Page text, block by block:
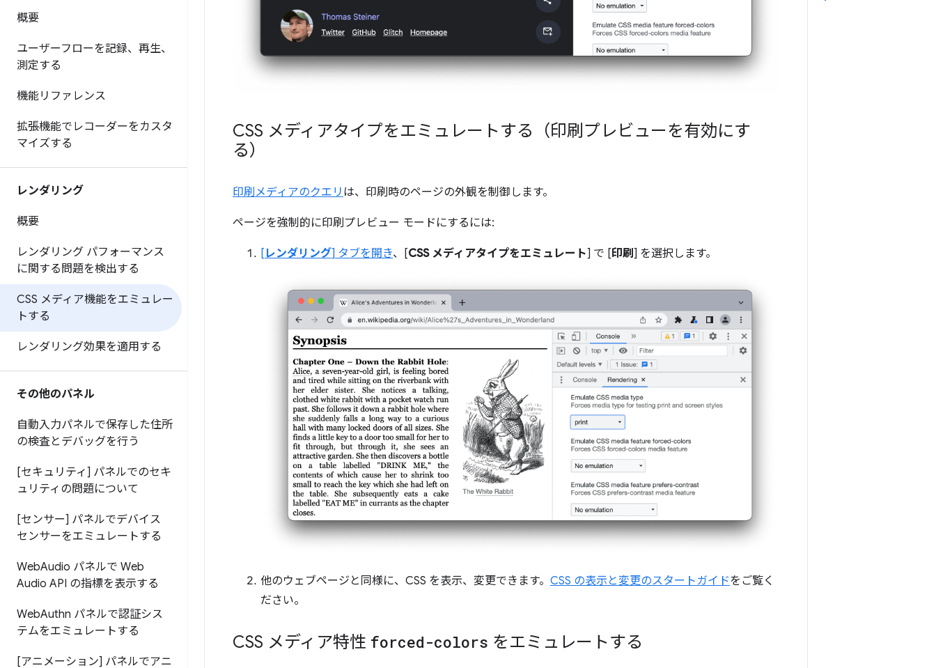
概要
ユーザーフローを記録、再生、
測定する
機能リファレンス
拡張機能でレコーダーをカスタ
マイズする
レンダリング
概要
レンダリング パフォーマンス
に関する問題を検出する
CSS メディア機能をエミュレー
トする
レンダリング効果を適用する
その他のパネル
自動入力パネルで保存した住所
の検査とデバッグを行う
[セキュリティ] パネルでのセキ
ュリティの問題について
[センサー] パネルでデバイス
センサーをエミュレートする
WebAudio パネルで Web
Audio API の指標を表示する
WebAuthn パネルで認証シス
テムをエミュレートする
[アニメーション] パネルでアニ
CSS メディアタイプをエミュレートする（印刷プレビューを有効にす
る）
印刷メディアのクエリ は、印刷時のページの外観を制御します。
ページを強制的に印刷プレビュー モードにするには:
[ レンダリング] タブを開き、[CSS メディアタイプをエミュレート] で [印刷] を選択します。
他のウェブページと同様に、CSS を表示、変更できます。 CSS の表示と変更のスタートガイドをご覧く
ださい。
CSS メディア特性 forced-colors をエミュレートする